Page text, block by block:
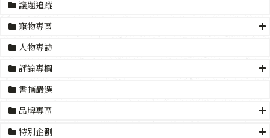
議題追蹤
寵物專區
人物專訪
評論專欄
書摘嚴選
品牌專區
特別企劃